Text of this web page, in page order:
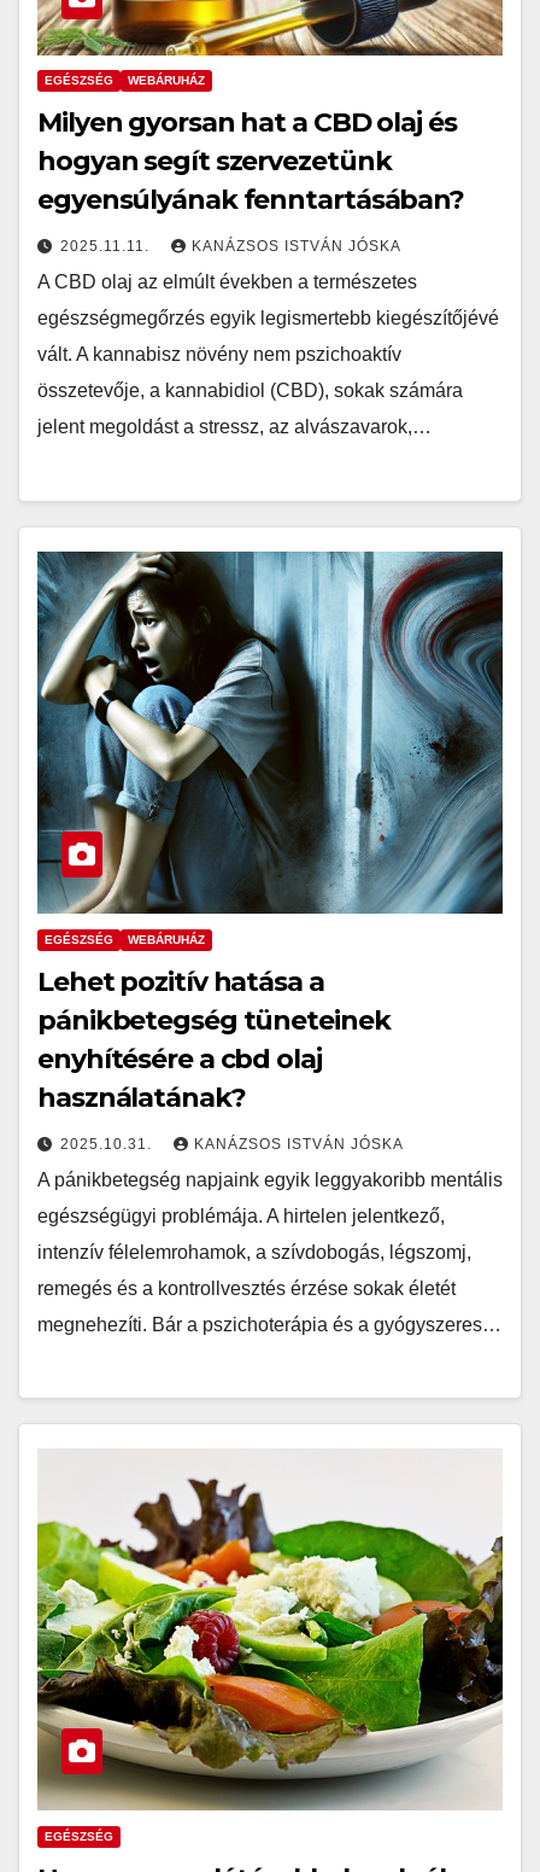
EGÉSZSÉG WEBÁRUHÁZ
Milyen gyorsan hat a CBD olaj és
hogyan segít szervezetünk
egyensúlyának fenntartásában?
2025.11.11. KANÁZSOS ISTVÁN JÓSKA
A CBD olaj az elmúlt években a természetes
egészségmegőrzés egyik legismertebb kiegészítőjévé
vált. A kannabisz növény nem pszichoaktív
összetevője, a kannabidiol (CBD), sokak számára
jelent megoldást a stressz, az alvászavarok,…
EGÉSZSÉG WEBÁRUHÁZ
Lehet pozitív hatása a
pánikbetegség tüneteinek
enyhítésére a cbd olaj
használatának?
2025.10.31. KANÁZSOS ISTVÁN JÓSKA
A pánikbetegség napjaink egyik leggyakoribb mentális
egészségügyi problémája. A hirtelen jelentkező,
intenzív félelemrohamok, a szívdobogás, légszomj,
remegés és a kontrollvesztés érzése sokak életét
megnehezíti. Bár a pszichoterápia és a gyógyszeres…
EGÉSZSÉG